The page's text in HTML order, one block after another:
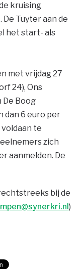
kruising
Tuyter aan de
het start- als
met vrijdag 27
24), Ons
Boog
dan 6 euro per
te
zich
aanmelden. De
bij de
)